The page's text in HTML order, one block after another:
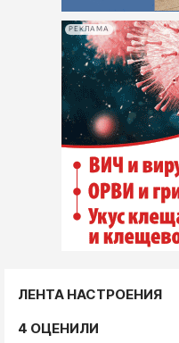
РЕКЛАМА
ЛЕНТА НАСТРОЕНИЯ
4 ОЦЕНИЛИ